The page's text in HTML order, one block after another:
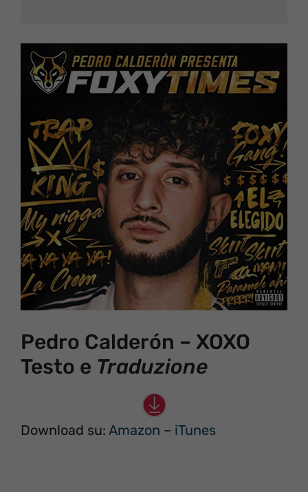
Pedro Calderón – XOXO
Testo e Traduzione
Download su: Amazon – iTunes